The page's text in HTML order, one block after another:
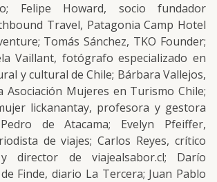
Felipe Howard, socio fundador
Travel, Patagonia Camp Hotel
Tomás Sánchez, TKO Founder;
Vaillant, fotógrafo especializado en
y cultural de Chile; Bárbara Vallejos,
Asociación Mujeres en Turismo Chile;
lickanantay, profesora y gestora
de Atacama; Evelyn Pfeiffer,
de viajes; Carlos Reyes, crítico
director de viajealsabor.cl; Darío
Finde, diario La Tercera; Juan Pablo